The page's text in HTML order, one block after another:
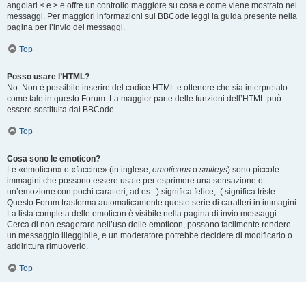
angolari < e > e offre un controllo maggiore su cosa e come viene mostrato nei
messaggi. Per maggiori informazioni sul BBCode leggi la guida presente nella
pagina per l’invio dei messaggi.
Top
Posso usare l’HTML?
No. Non è possibile inserire del codice HTML e ottenere che sia interpretato
come tale in questo Forum. La maggior parte delle funzioni dell’HTML può
essere sostituita dal BBCode.
Top
Cosa sono le emoticon?
Le «emoticon» o «faccine» (in inglese, emoticons o smileys) sono piccole
immagini che possono essere usate per esprimere una sensazione o
un’emozione con pochi caratteri; ad es. :) significa felice, :( significa triste.
Questo Forum trasforma automaticamente queste serie di caratteri in immagini.
La lista completa delle emoticon è visibile nella pagina di invio messaggi.
Cerca di non esagerare nell’uso delle emoticon, possono facilmente rendere
un messaggio illeggibile, e un moderatore potrebbe decidere di modificarlo o
addirittura rimuoverlo.
Top